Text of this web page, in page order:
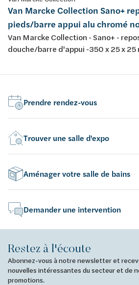
Van Marcke Collection Sano+
pieds/barre appui alu chromé
Van Marcke Collection - Sano+ -
douche/barre d'appui -350 x 25 x 25
Prendre rendez-vous
Trouver une salle d'expo
Aménager votre salle de bains
Demander une intervention
Restez à l'écoute
Abonnez-vous à notre newsletter et
nouvelles intéressantes du secteur et de
promotions.